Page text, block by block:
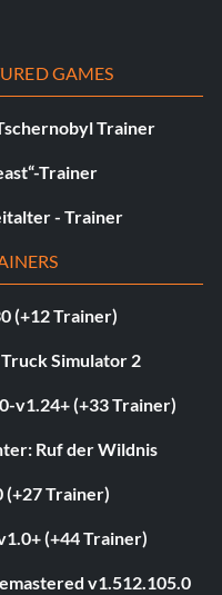
GAMES
Trainer
Trainer
- Trainer
(+12 Trainer)
Simulator 2
v1.24+ (+33 Trainer)
Ruf der Wildnis
(+27 Trainer)
(+44 Trainer)
v1.512.105.0